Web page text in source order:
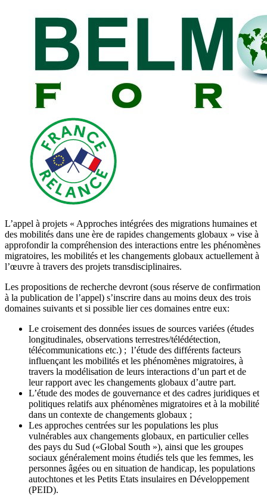
L’appel à projets « Approches intégrées des migrations humaines et
des mobilités dans une ère de rapides changements globaux » vise à
approfondir la compréhension des interactions entre les phénomènes
migratoires, les mobilités et les changements globaux actuellement à
l’œuvre à travers des projets transdisciplinaires.
Les propositions de recherche devront (sous réserve de confirmation
à la publication de l’appel) s’inscrire dans au moins deux des trois
domaines suivants et si possible lier ces domaines entre eux:
Le croisement des données issues de sources variées (études
longitudinales, observations terrestres/télédétection,
télécommunications etc.) ; l’étude des différents facteurs
influençant les mobilités et les phénomènes migratoires, à
travers la modélisation de leurs interactions d’un part et de
leur rapport avec les changements globaux d’autre part.
L’étude des modes de gouvernance et des cadres juridiques et
politiques relatifs aux phénomènes migratoires et à la mobilité
dans un contexte de changements globaux ;
Les approches centrées sur les populations les plus
vulnérables aux changements globaux, en particulier celles
des pays du Sud («Global South »), ainsi que les groupes
sociaux généralement moins étudiés tels que les femmes, les
personnes âgées ou en situation de handicap, les populations
autochtones et les Petits Etats insulaires en Développement
(PEID).